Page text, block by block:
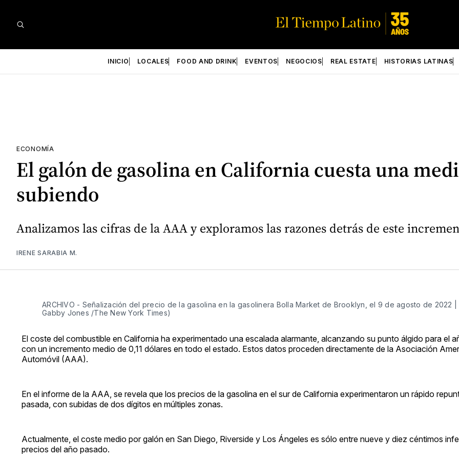
INICIO LOCALES FOOD AND DRINK EVENTOS NEGOCIOS REAL ESTATE HISTORIAS LATINAS
ECONOMÍA
El galón de gasolina en California cuesta una
subiendo
Analizamos las cifras de la AAA y exploramos las razones detrás de este
IRENE SARABIA M.
ARCHIVO - Señalización del precio de la gasolina en la gasolinera Bolla Market de Brooklyn, el 9 de agosto de 2022 |
Gabby Jones /The New York Times)
El coste del combustible en California ha experimentado una escalada alarmante, alcanzando su punto álgido para el
con un incremento medio de 0,11 dólares en todo el estado. Estos datos proceden directamente de la Asociación
Automóvil (AAA).
En el informe de la AAA, se revela que los precios de la gasolina en el sur de California experimentaron un rápido
pasada, con subidas de dos dígitos en múltiples zonas.
Actualmente, el coste medio por galón en San Diego, Riverside y Los Ángeles es sólo entre nueve y diez céntimos
precios del año pasado.